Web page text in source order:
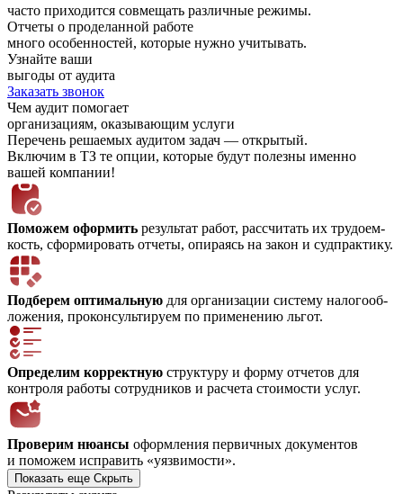
часто приходится совмещать различные режимы.
Отчеты о проделанной работе
много особенностей, которые нужно учитывать.
Узнайте ваши
выгоды от аудита
Заказать звонок
Чем аудит помогает
организациям, оказывающим услуги
Перечень решаемых аудитом задач — открытый.
Включим в ТЗ те опции, которые будут полезны именно
вашей компании!
Поможем оформить результат работ, рассчитать их тру­до­ем­
кость, сформировать отчеты, опираясь на закон и судпрактику.
Подберем оптимальную для организации систему на­ло­го­об­
ло­же­ния, проконсультируем по применению льгот.
Определим корректную структуру и форму отчетов для
контроля работы сотрудников и расчета стоимости услуг.
Проверим нюансы оформления первичных документов
и поможем исправить «уязвимости».
Показать еще Скрыть